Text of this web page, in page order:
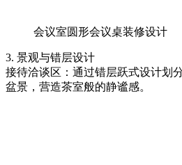
会议室圆形会议桌装修设计
3. 景观与错层设计
接待洽谈区：通过错层跃式设计划
盆景，营造茶室般的静谧感。